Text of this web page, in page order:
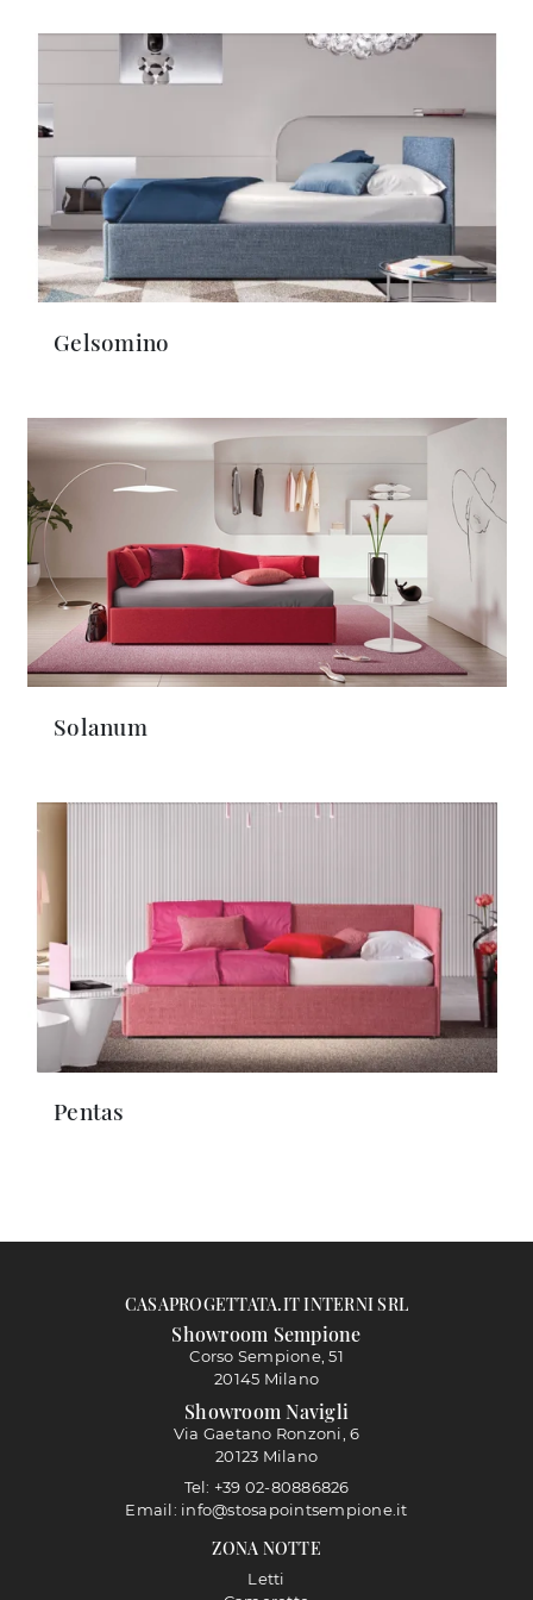
Gelsomino
Solanum
Pentas
ZONA NOTTE
Letti
CASAPROGETTATA.IT INTERNI SRL
Showroom Sempione
Corso Sempione, 51
20145 Milano
Showroom Navigli
Via Gaetano Ronzoni, 6
20123 Milano
Tel: +39 02-80886826
Email: info@stosapointsempione.it